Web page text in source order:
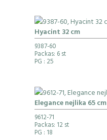
Hyacint 32 cm
9387-60
Packas: 6 st
PG : 25
Elegance nejlika 65 cm
9612-71
Packas: 12 st
PG : 18